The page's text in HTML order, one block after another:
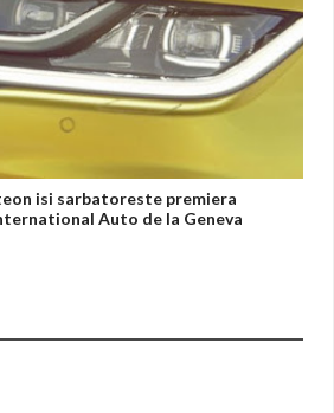
isi sarbatoreste premiera
Auto de la Geneva